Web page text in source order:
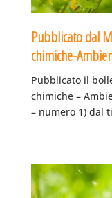
Pubblicato dal
chimiche-
Pubblicato il
chimiche –
– numero 1) dal